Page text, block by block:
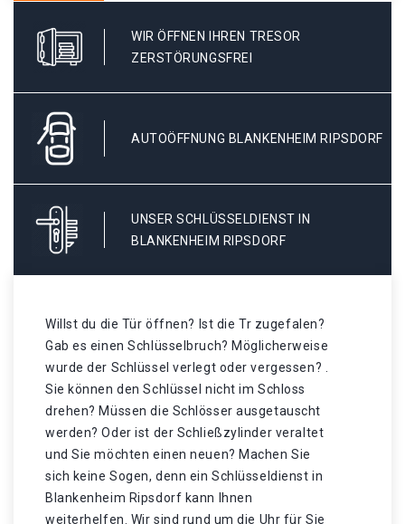
WIR ÖFFNEN IHREN TRESOR
ZERSTÖRUNGSFREI
AUTOÖFFNUNG BLANKENHEIM RIPSDORF
UNSER SCHLÜSSELDIENST IN
BLANKENHEIM RIPSDORF
Willst du die Tür öffnen? Ist die Tr zugefalen?
Gab es einen Schlüsselbruch? Möglicherweise
wurde der Schlüssel verlegt oder vergessen? .
Sie können den Schlüssel nicht im Schloss
drehen? Müssen die Schlösser ausgetauscht
werden? Oder ist der Schließzylinder veraltet
und Sie möchten einen neuen? Machen Sie
sich keine Sogen, denn ein Schlüsseldienst in
Blankenheim Ripsdorf kann Ihnen
weiterhelfen. Wir sind rund um die Uhr für Sie